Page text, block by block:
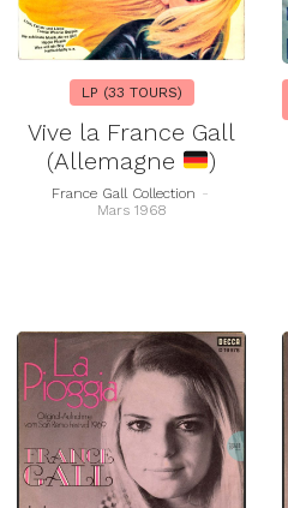
LP (33 TOURS)
Vive la France Gall
(Allemagne
)
France Gall Collection -
Mars 1968